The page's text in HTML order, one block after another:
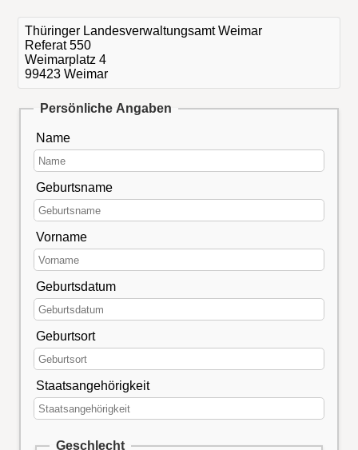
Thüringer Landesverwaltungsamt Weimar
Referat 550
Weimarplatz 4
99423 Weimar
Persönliche Angaben
Name
Geburtsname
Vorname
Geburtsdatum
Geburtsort
Staatsangehörigkeit
Geschlecht